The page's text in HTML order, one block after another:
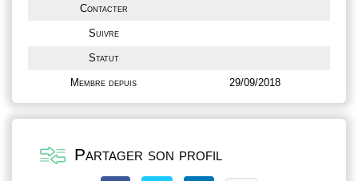
Contacter
Suivre
Statut
Membre depuis 29/09/2018
Partager son profil